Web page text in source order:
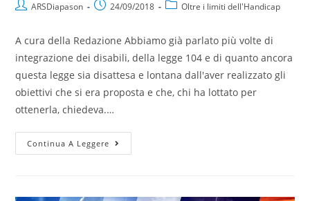
ARSDiapason 24/09/2018 Oltre i limiti dell'Handicap
A cura della Redazione Abbiamo già parlato più volte di
integrazione dei disabili, della legge 104 e di quanto ancora
questa legge sia disattesa e lontana dall'aver realizzato gli
obiettivi che si era proposta e che, chi ha lottato per
ottenerla, chiedeva.…
Continua A Leggere